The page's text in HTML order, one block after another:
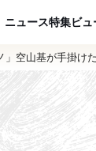
ニュース特集ビュ
」空山基が手掛け